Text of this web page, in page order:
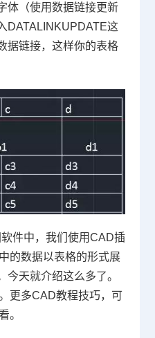
体（使用数据链接更新
DATALINKUPDATE这
据链接，这样你的表格
件中，我们使用CAD插
的数据以表格的形式展
天就介绍这么多了。
更多CAD教程技巧，可
。